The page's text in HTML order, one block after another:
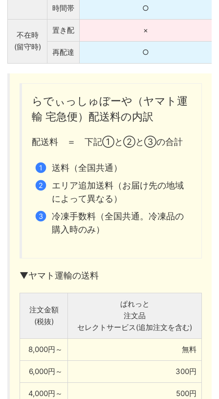
時間帯 ○
不在時
(留守時)
置き配 ×
再配達 ○
らでぃっしゅぼーや（ヤマト運
輸 宅急便）配送料の内訳
配送料 ＝ 下記①と②と③の合計
送料（全国共通）
エリア追加送料（お届け先の地域
によって異なる）
冷凍手数料（全国共通。冷凍品の
購入時のみ）
▼ヤマト運輸の送料
注文金額
(税抜)
ぱれっと
注文品
セレクトサービス(追加注文を含む)
8,000円～ 無料
6,000円～ 300円
4,000円～ 500円